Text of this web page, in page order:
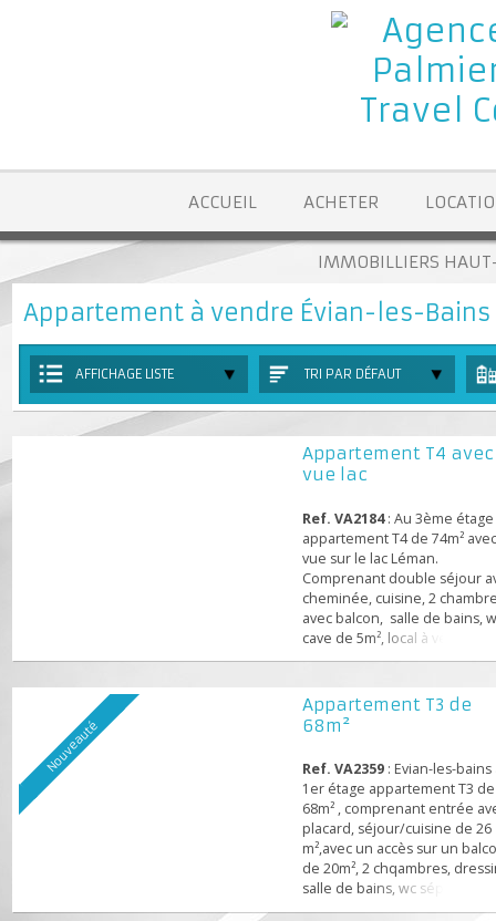
ACCUEIL ACHETER
IMMOBILLIERS
Appartement à vendre Évian-les-
AFFICHAGE LISTE TRI PAR DÉFAUT
Appartement T4
Ref. VA2184: Au 3ème
appartement T4 de 74m²
vue sur le lac Léman.
Comprenant double
cheminée, cuisine, 2
avec balcon, salle de
cave de 5m², local à vélo.
de l’embarcadère.
Nouveauté
Appartement T3 de
68m²
Ref. VA2359: Evian-les-
1er étage appartement
68m² , comprenant
placard, séjour/cuisine de
m²,avec un accès sur un
de 20m², 2 chqambres,